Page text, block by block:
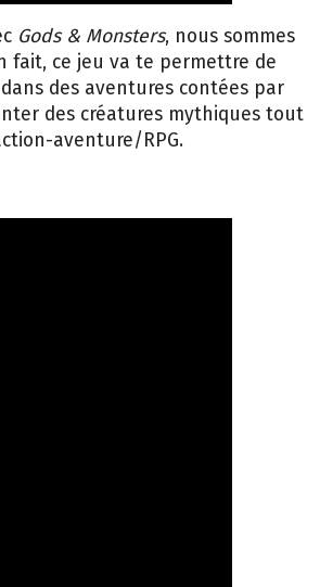
Gods & Monsters, nous sommes
fait, ce jeu va te permettre de
des aventures contées par
des créatures mythiques tout
aventure/RPG.